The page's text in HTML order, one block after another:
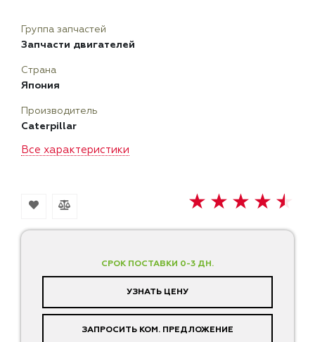
СРОК ПОСТАВКИ 0-3 ДН.
УЗНАТЬ ЦЕНУ
ЗАПРОСИТЬ КОМ. ПРЕДЛОЖЕНИЕ
Все характеристики
Группа запчастей
Запчасти двигателей
Страна
Япония
Производитель
Caterpillar